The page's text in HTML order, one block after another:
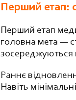
Перший етап:
Перший етап
головна мета —
зосереджуються
Раннє
Навіть